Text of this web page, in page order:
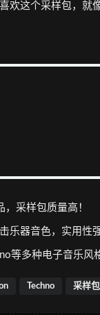
欢这个采样包，就
采样包质量高！
乐器音色，实用性
等多种电子音乐风
Techno 采样包